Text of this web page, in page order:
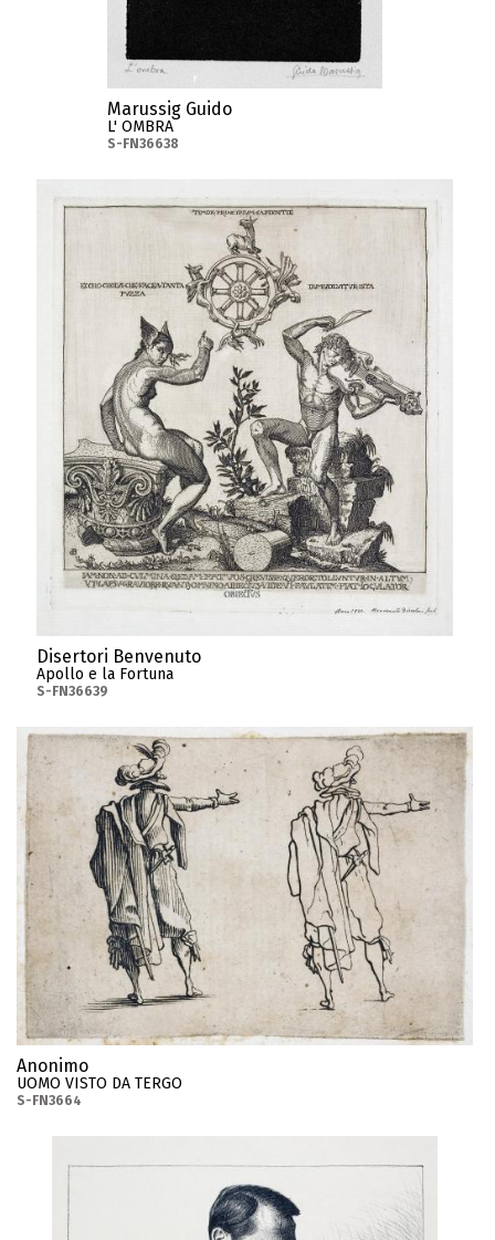
Marussig Guido
L' OMBRA
S-FN36638
Disertori Benvenuto
Apollo e la Fortuna
S-FN36639
Anonimo
UOMO VISTO DA TERGO
S-FN3664